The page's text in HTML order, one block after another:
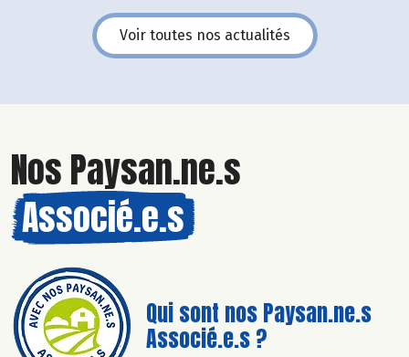
Voir toutes nos actualités
Nos Paysan.ne.s
Associé.e.s
Qui sont nos Paysan.ne.s
Associé.e.s ?